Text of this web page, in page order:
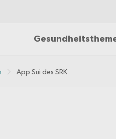
App Sui des SRK